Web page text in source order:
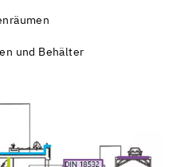
und Behälter